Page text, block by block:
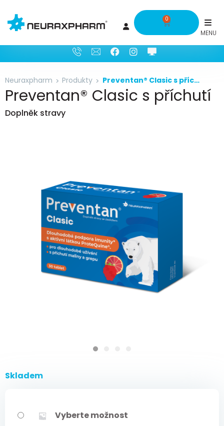
0
Neuraxpharm Produkty Preventan® Clasic s příchutí
Preventan® Clasic s příchutí
Doplněk stravy
Skladem
Vyberte možnost